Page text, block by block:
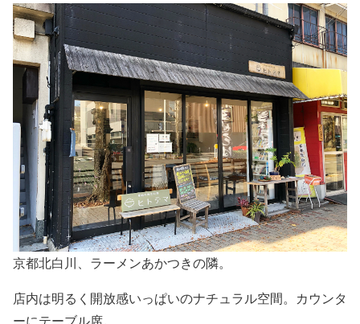
京都北白川、ラーメンあかつきの隣。
店内は明るく開放感いっぱいのナチュラル空間。カウンタ
ーにテーブル席。